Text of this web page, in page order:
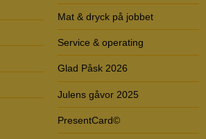
Mat & dryck på jobbet
Service & operating
Glad Påsk 2026
Julens gåvor 2025
PresentCard©